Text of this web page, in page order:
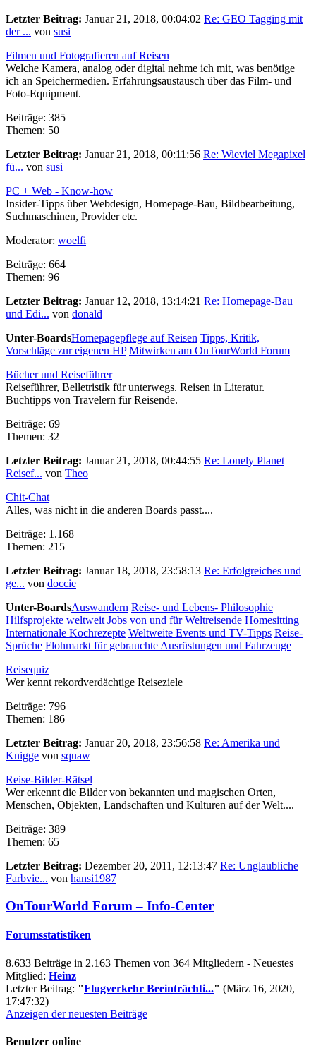
Letzter Beitrag: Januar 21, 2018, 00:04:02 Re: GEO Tagging mit
der ... von susi
Filmen und Fotografieren auf Reisen
Welche Kamera, analog oder digital nehme ich mit, was benötige
ich an Speichermedien. Erfahrungsaustausch über das Film- und
Foto-Equipment.
Beiträge: 385
Themen: 50
Letzter Beitrag: Januar 21, 2018, 00:11:56 Re: Wieviel Megapixel
fü... von susi
PC + Web - Know-how
Insider-Tipps über Webdesign, Homepage-Bau, Bildbearbeitung,
Suchmaschinen, Provider etc.
Moderator: woelfi
Beiträge: 664
Themen: 96
Letzter Beitrag: Januar 12, 2018, 13:14:21 Re: Homepage-Bau
und Edi... von donald
Unter-BoardsHomepagepflege auf Reisen Tipps, Kritik,
Vorschläge zur eigenen HP Mitwirken am OnTourWorld Forum
Bücher und Reiseführer
Reiseführer, Belletristik für unterwegs. Reisen in Literatur.
Buchtipps von Travelern für Reisende.
Beiträge: 69
Themen: 32
Letzter Beitrag: Januar 21, 2018, 00:44:55 Re: Lonely Planet
Reisef... von Theo
Chit-Chat
Alles, was nicht in die anderen Boards passt....
Beiträge: 1.168
Themen: 215
Letzter Beitrag: Januar 18, 2018, 23:58:13 Re: Erfolgreiches und
ge... von doccie
Unter-BoardsAuswandern Reise- und Lebens- Philosophie
Hilfsprojekte weltweit Jobs von und für Weltreisende Homesitting
Internationale Kochrezepte Weltweite Events und TV-Tipps Reise-
Sprüche Flohmarkt für gebrauchte Ausrüstungen und Fahrzeuge
Reisequiz
Wer kennt rekordverdächtige Reiseziele
Beiträge: 796
Themen: 186
Letzter Beitrag: Januar 20, 2018, 23:56:58 Re: Amerika und
Knigge von squaw
Reise-Bilder-Rätsel
Wer erkennt die Bilder von bekannten und magischen Orten,
Menschen, Objekten, Landschaften und Kulturen auf der Welt....
Beiträge: 389
Themen: 65
Letzter Beitrag: Dezember 20, 2011, 12:13:47 Re: Unglaubliche
Farbvie... von hansi1987
OnTourWorld Forum – Info-Center
Forumsstatistiken
8.633 Beiträge in 2.163 Themen von 364 Mitgliedern - Neuestes
Mitglied: Heinz
Letzter Beitrag: "Flugverkehr Beeinträchti..." (März 16, 2020,
17:47:32)
Anzeigen der neuesten Beiträge
Benutzer online